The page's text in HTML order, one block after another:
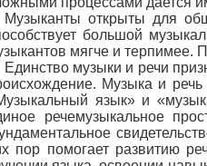
Музыканты открыты для
большой
мягче и терпимее.
Единство музыки и речи
Музыка и речь
язык» и
речемузыкальное
пор помогает развитию